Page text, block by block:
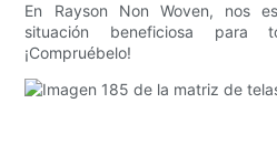
En Rayson Non Woven, nos
situación beneficiosa para
¡Compruébelo!